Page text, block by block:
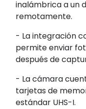
inalámbrica a un
remotamente.
- La integración
permite enviar
después de
- La cámara
tarjetas de
estándar UHS-I.